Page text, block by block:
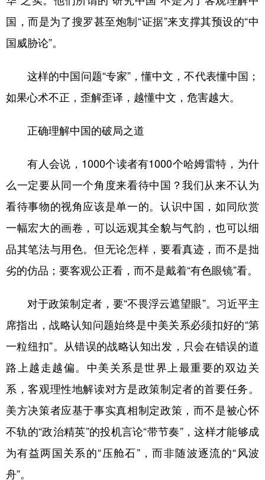
国，而是为了搜罗甚至炮制“证据”来支撑其预设的“中
国威胁论”。
这样的中国问题“专家”，懂中文，不代表懂中国；
如果心术不正，歪解歪译，越懂中文，危害越大。
正确理解中国的破局之道
有人会说，1000个读者有1000个哈姆雷特，为什
么一定要从同一个角度来看待中国？我们从来不认为
看待事物的视角应该是单一的。认识中国，如同欣赏
一幅宏大的画卷，可以远观其全貌与气韵，也可以细
品其笔法与用色。但无论怎样，要看真迹，而不是拙
劣的仿品；要客观公正看，而不是戴着“有色眼镜”看。
对于政策制定者，要“不畏浮云遮望眼”。习近平主
席指出，战略认知问题始终是中美关系必须扣好的“第
一粒纽扣”。从错误的战略认知出发，只会在错误的道
路上越走越偏。中美关系是世界上最重要的双边关
系，客观理性地解读对方是政策制定者的首要任务。
美方决策者应基于事实真相制定政策，而不是被心怀
不轨的“政治精英”的投机言论“带节奏”，这样才能够成
为有益两国关系的“压舱石”，而非随波逐流的“风波
舟”。